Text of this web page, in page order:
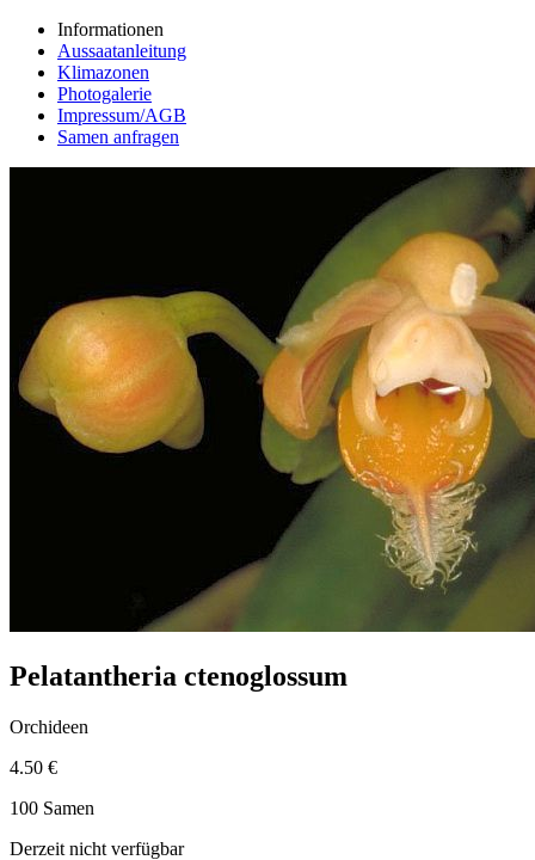
Informationen
Aussaatanleitung
Klimazonen
Photogalerie
Impressum/AGB
Samen anfragen
Pelatantheria ctenoglossum
Orchideen
4.50 €
100 Samen
Derzeit nicht verfügbar